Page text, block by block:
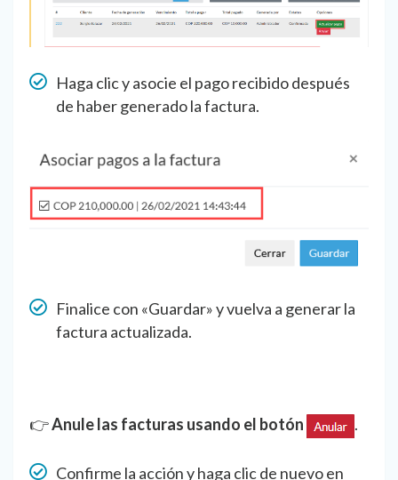
Haga clic y asocie el pago recibido después
de haber generado la factura.
Finalice con «Guardar» y vuelva a generar la
factura actualizada.
👉Anule las facturas usando el botón .
Confirme la acción y haga clic de nuevo en